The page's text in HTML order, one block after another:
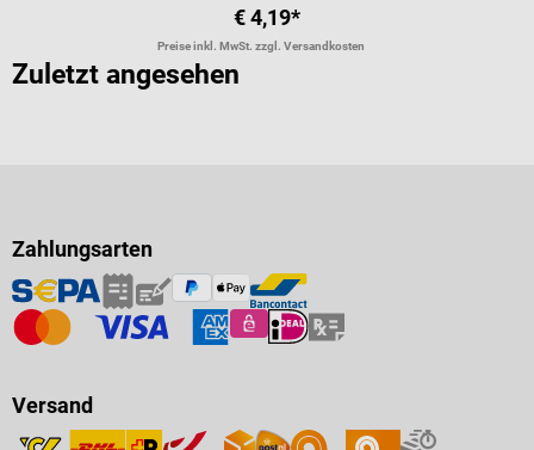
€ 4,19*
Preise inkl. MwSt. zzgl. Versandkosten
Zuletzt angesehen
Zahlungsarten
Versand